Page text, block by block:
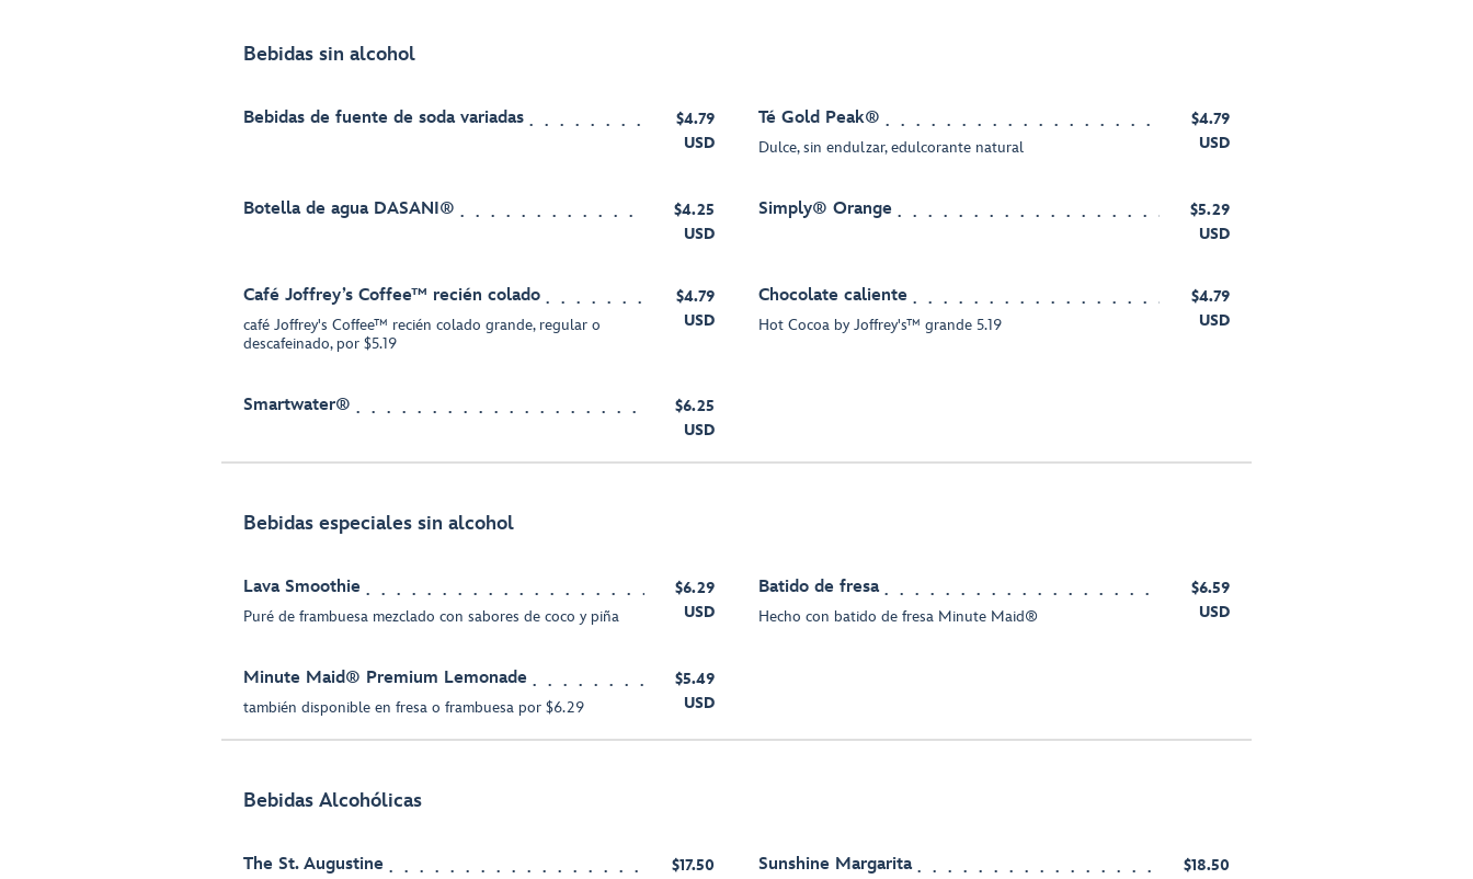
Bebidas sin alcohol
Bebidas de fuente de soda variadas
$4.79
USD
Té Gold Peak®
Dulce, sin endulzar, edulcorante natural
$4.79
USD
Botella de agua DASANI®
$4.25
USD
Simply® Orange
$5.29
USD
Café Joffrey’s Coffee™ recién colado
café Joffrey's Coffee™ recién colado grande, regular o
descafeinado, por $5.19
$4.79
USD
Chocolate caliente
Hot Cocoa by Joffrey's™ grande 5.19
$4.79
USD
Smartwater®
$6.25
USD
Bebidas especiales sin alcohol
Lava Smoothie
Puré de frambuesa mezclado con sabores de coco y piña
$6.29
USD
Batido de fresa
Hecho con batido de fresa Minute Maid®
$6.59
USD
Minute Maid® Premium Lemonade
también disponible en fresa o frambuesa por $6.29
$5.49
USD
Bebidas Alcohólicas
The St. Augustine
$17.50
Sunshine Margarita
$18.50